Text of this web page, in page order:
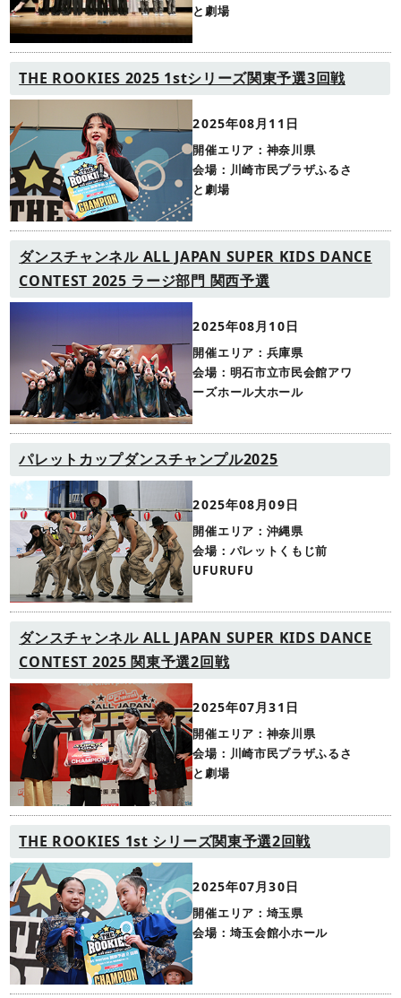
と劇場
THE ROOKIES 2025 1stシリーズ関東予選3回戦
2025年08月11日
開催エリア：神奈川県
会場：川崎市民プラザふるさ
と劇場
ダンスチャンネル ALL JAPAN SUPER KIDS DANCE
CONTEST 2025 ラージ部門 関西予選
2025年08月10日
開催エリア：兵庫県
会場：明石市立市民会館アワ
ーズホール大ホール
パレットカップダンスチャンプル2025
2025年08月09日
開催エリア：沖縄県
会場：パレットくもじ前
UFURUFU
ダンスチャンネル ALL JAPAN SUPER KIDS DANCE
CONTEST 2025 関東予選2回戦
2025年07月31日
開催エリア：神奈川県
会場：川崎市民プラザふるさ
と劇場
THE ROOKIES 1st シリーズ関東予選2回戦
2025年07月30日
開催エリア：埼玉県
会場：埼玉会館小ホール